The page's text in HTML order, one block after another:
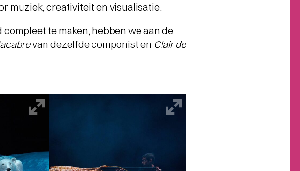
muziek, creativiteit en visualisatie.
te maken, hebben we aan de
van dezelfde componist en Clair de